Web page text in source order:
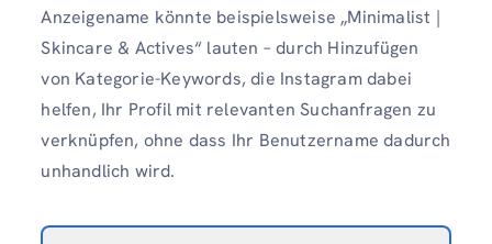
Anzeigename könnte beispielsweise „Minimalist |
Skincare & Actives“ lauten – durch Hinzufügen
von Kategorie-Keywords, die Instagram dabei
helfen, Ihr Profil mit relevanten Suchanfragen zu
verknüpfen, ohne dass Ihr Benutzername dadurch
unhandlich wird.